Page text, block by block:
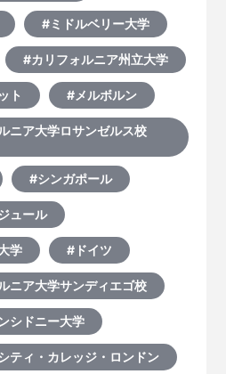
#ミドルベリー大学
#カリフォルニア州立大学
ト #メルボルン
ニア大学ロサンゼルス校
#シンガポール
ュール
学 #ドイツ
ニア大学サンディエゴ校
シドニー大学
ティ・カレッジ・ロンドン